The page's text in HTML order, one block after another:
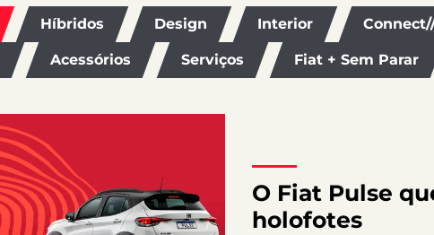
Híbridos Design Interior
Acessórios Serviços Fiat + Sem Parar
O Fiat Pulse
holofotes